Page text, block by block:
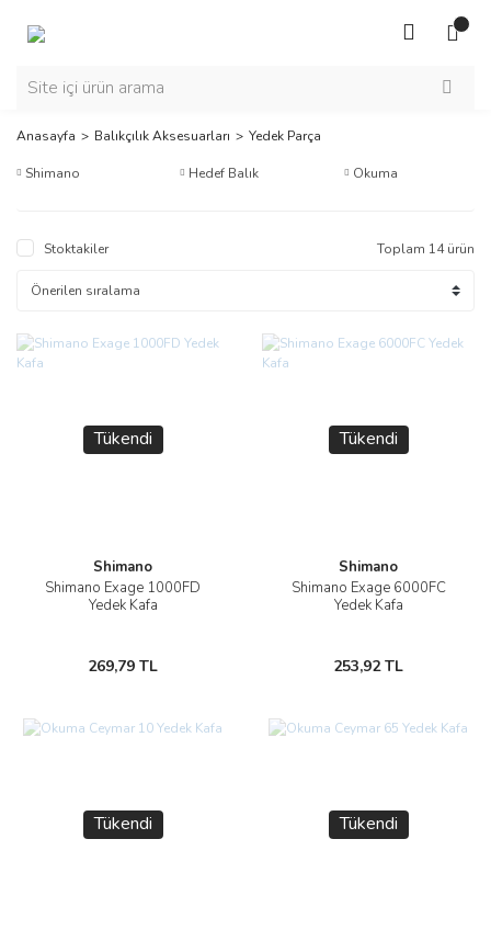
Anasayfa Balıkçılık Aksesuarları Yedek Parça
Shimano Hedef Balık Okuma
Stoktakiler Toplam 14 ürün
Tükendi
Shimano
Shimano Exage 1000FD
Yedek Kafa
269,79 TL
Tükendi
Shimano
Shimano Exage 6000FC
Yedek Kafa
253,92 TL
Tükendi Tükendi